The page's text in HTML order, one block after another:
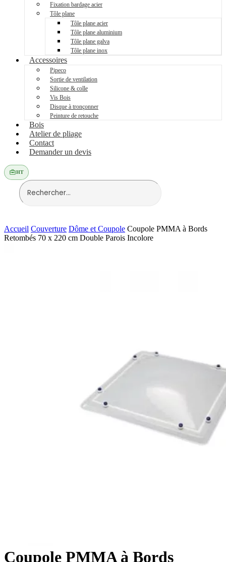
Fixation bardage acier
Tôle plane
Tôle plane acier
Tôle plane aluminium
Tôle plane galva
Tôle plane inox
Accessoires
Pipeco
Sortie de ventilation
Silicone & colle
Vis Bois
Disque à tronçonner
Peinture de retouche
Bois
Atelier de pliage
Contact
Demander un devis
HT
Accueil Couverture Dôme et Coupole Coupole PMMA à Bords
Retombés 70 x 220 cm Double Parois Incolore
Coupole PMMA à Bords